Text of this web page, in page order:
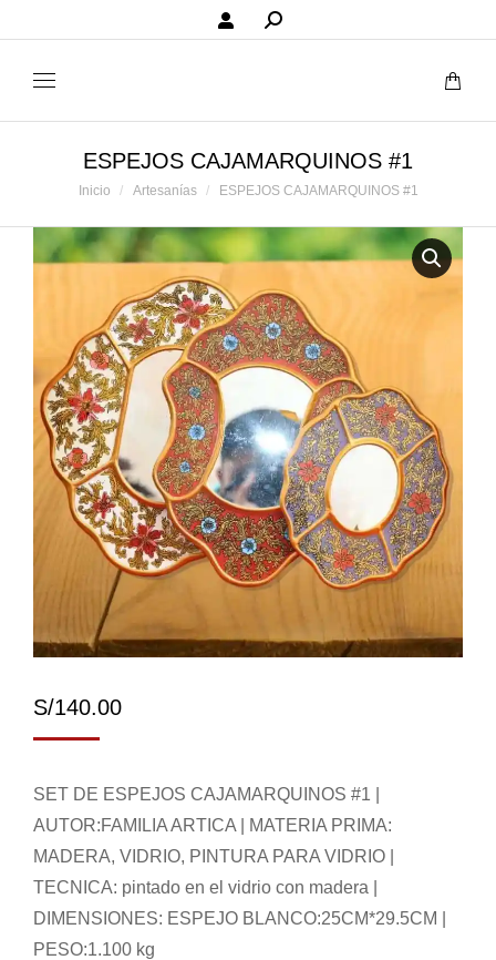
Buscar:
ESPEJOS CAJAMARQUINOS #1
Estás aquí:
Inicio Artesanías ESPEJOS CAJAMARQUINOS #1
S/140.00
SET DE ESPEJOS CAJAMARQUINOS #1 |
AUTOR:FAMILIA ARTICA | MATERIA PRIMA:
MADERA, VIDRIO, PINTURA PARA VIDRIO |
TECNICA: pintado en el vidrio con madera |
DIMENSIONES: ESPEJO BLANCO:25CM*29.5CM |
PESO:1.100 kg